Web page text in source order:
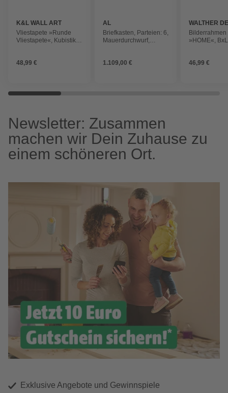
K&L WALL ART
Vliestapete »Runde
Vliestapete«, Kubistika
48,99 €
AL
BRIEFKASTENSYSTEME
Briefkasten, Parteien: 6,
Mauerdurchwurf,
1.109,00 €
WALTHER
Bilderrahmen
»HOME«,
46,99 €
Newsletter: Zusammen
machen wir Dein Zuhause zu
einem schöneren Ort.
Exklusive Angebote und Gewinnspiele